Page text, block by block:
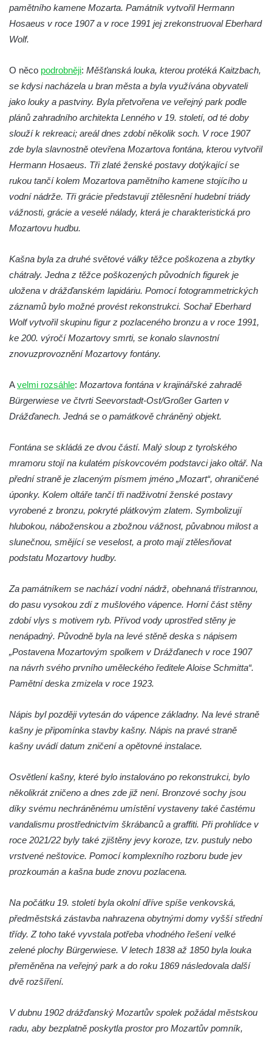
Kašna na nádvoří za vstupem v ZOO
Leipzig
Kamenná kašna na styku tří CHKO v České
Kamenici
Kašna na náměstí Míru v Bochově
Kašna na čestném dvoře zámku v
Duchcově
Kašna s reliéfem v Knížecí zahradě v
Duchcově
Kašna na náměstí Republiky v Duchcově
Kašna u sochy svatého Jakuba della Marca
u kláštera v Hejnicích
Fontána na náměstí E. Beneše v Milevsku
Kašna na Masarykově náměstí v Polici nad
Metují
Kašna v Sadech Československé armády v
Fontána před zámkem Nový Berštejn
Kašna na křižovatce v Cítolibech
Kašna na návsi ve Strupčicích
Kašna na náměstí Tomáše Garrigue
Masaryka v České Lípě
Bývalá kašna u křižovatky v Mostecké ulici
před domem čp. 2150 v Litvínově
Kamenná nádrž na vodu před kostelem
svatých Šimona a Judy v Lipové u Šluknova
Kašna v bývalém parku ve Sládkově ulici u
Fontána u podchodu na konci promenády u
hlavního nádraží v Ústí nad Labem
Fontána se slunečními hodinami na
Fontána v atriu magistrátu v Ústí nad
Labem
Mozartova fontána v Blüherově parku
Kašna před budovou sýpky v zámeckém
Kašna u obecního úřadu v Jetřichovicích
Kašna v parku v Horním Podluží
Fontána v parku na Mírovém náměstí v
Kašna Glaverbel v ulici Alejní u zámecké
zahrady v Teplicích
pamětního kamene Mozarta. Památník vytvořil Hermann
Hosaeus v roce 1907 a v roce 1991 jej zrekonstruoval Eberhard
Wolf.
O něco podrobněji: Měšťanská louka, kterou protéká Kaitzbach,
se kdysi nacházela u bran města a byla využívána obyvateli
jako louky a pastviny. Byla přetvořena ve veřejný park podle
plánů zahradního architekta Lenného v 19. století, od té doby
slouží k rekreaci; areál dnes zdobí několik soch. V roce 1907
zde byla slavnostně otevřena Mozartova fontána, kterou vytvořil
Hermann Hosaeus. Tři zlaté ženské postavy dotýkající se
rukou tančí kolem Mozartova pamětního kamene stojícího u
vodní nádrže. Tři grácie představují ztělesnění hudební triády
vážnosti, grácie a veselé nálady, která je charakteristická pro
Mozartovu hudbu.
Kašna byla za druhé světové války těžce poškozena a zbytky
chátraly. Jedna z těžce poškozených původních figurek je
uložena v drážďanském lapidáriu. Pomocí fotogrammetrických
záznamů bylo možné provést rekonstrukci. Sochař Eberhard
Wolf vytvořil skupinu figur z pozlaceného bronzu a v roce 1991,
ke 200. výročí Mozartovy smrti, se konalo slavnostní
znovuzprovoznění Mozartovy fontány.
Avelmi rozsáhle: Mozartova fontána v krajinářské zahradě
Bürgerwiese ve čtvrti Seevorstadt-Ost/Großer Garten v
Drážďanech. Jedná se o památkově chráněný objekt.
Fontána se skládá ze dvou částí. Malý sloup z tyrolského
mramoru stojí na kulatém pískovcovém podstavci jako oltář. Na
přední straně je zlaceným písmem jméno „Mozart“, ohraničené
úponky. Kolem oltáře tančí tři nadživotní ženské postavy
vyrobené z bronzu, pokryté plátkovým zlatem. Symbolizují
hlubokou, náboženskou a zbožnou vážnost, půvabnou milost a
slunečnou, smějící se veselost, a proto mají ztělesňovat
podstatu Mozartovy hudby.
Za památníkem se nachází vodní nádrž, obehnaná třístrannou,
do pasu vysokou zdí z mušlového vápence. Horní část stěny
zdobí vlys s motivem ryb. Přívod vody uprostřed stěny je
nenápadný. Původně byla na levé stěně deska s nápisem
„Postavena Mozartovým spolkem v Drážďanech v roce 1907
na návrh svého prvního uměleckého ředitele Aloise Schmitta“.
Pamětní deska zmizela v roce 1923.
Nápis byl později vytesán do vápence základny. Na levé straně
kašny je připomínka stavby kašny. Nápis na pravé straně
kašny uvádí datum zničení a opětovné instalace.
Osvětlení kašny, které bylo instalováno po rekonstrukci, bylo
několikrát zničeno a dnes zde již není. Bronzové sochy jsou
díky svému nechráněnému umístění vystaveny také častému
vandalismu prostřednictvím škrábanců a graffiti. Při prohlídce v
roce 2021/22 byly také zjištěny jevy koroze, tzv. pustuly nebo
vrstvené neštovice. Pomocí komplexního rozboru bude jev
prozkoumán a kašna bude znovu pozlacena.
Na počátku 19. století byla okolní dříve spíše venkovská,
předměstská zástavba nahrazena obytnými domy vyšší střední
třídy. Z toho také vyvstala potřeba vhodného řešení velké
zelené plochy Bürgerwiese. V letech 1838 až 1850 byla louka
přeměněna na veřejný park a do roku 1869 následovala další
dvě rozšíření.
V dubnu 1902 drážďanský Mozartův spolek požádal městskou
radu, aby bezplatně poskytla prostor pro Mozartův pomník,